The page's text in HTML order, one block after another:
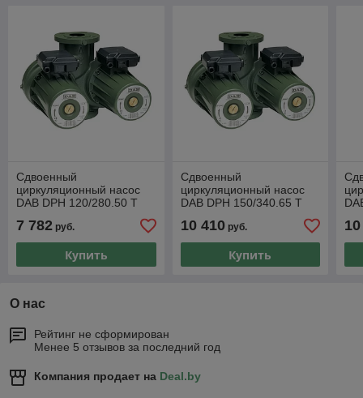
Сдвоенный
циркуляционный насос
DAB DPH 120/280.50 T
7 782 руб.
Купить
Сдвоенный
циркуляционный насос
DAB DPH 150/340.65 T
10 410руб.
Купить
О нас
Рейтинг не сформирован
Менее 5 отзывов за последний год
Компания продает на Deal.by